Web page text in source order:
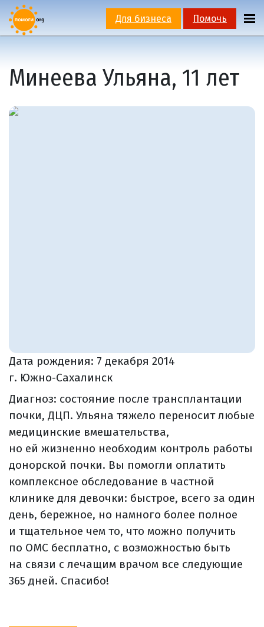
Для бизнеса Помочь
Минеева Ульяна, 11 лет
Дата рождения: 7 декабря 2014
г. Южно-Сахалинск
Диагноз: состояние после трансплантации
почки, ДЦП. Ульяна тяжело переносит любые
медицинские вмешательства,
но ей жизненно необходим контроль работы
донорской почки. Вы помогли оплатить
комплексное обследование в частной
клинике для девочки: быстрое, всего за один
день, бережное, но намного более полное
и тщательное чем то, что можно получить
по ОМС бесплатно, с возможностью быть
на связи с лечащим врачом все следующие
365 дней. Спасибо!